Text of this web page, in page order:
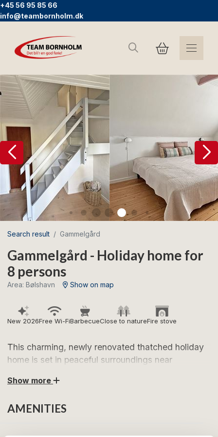
+45 56 95 85 66
info@teambornholm.dk
Search
Search result Gammelgård
Gammelgård - Holiday home for
8 persons
Area: Bølshavn Show on map
New 2026Free Wi-FiBarbecueClose to natureFire stove
This charming, newly renovated thatched holiday
home is set in peaceful surroundings near
m², space for 8 guests, two terraces, a wood-
wonderful base for your Bornholm holiday.
The holiday home is set on two floors and situated on
Show more
AMENITIES